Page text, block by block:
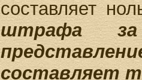
составляет
штрафа за
составляет